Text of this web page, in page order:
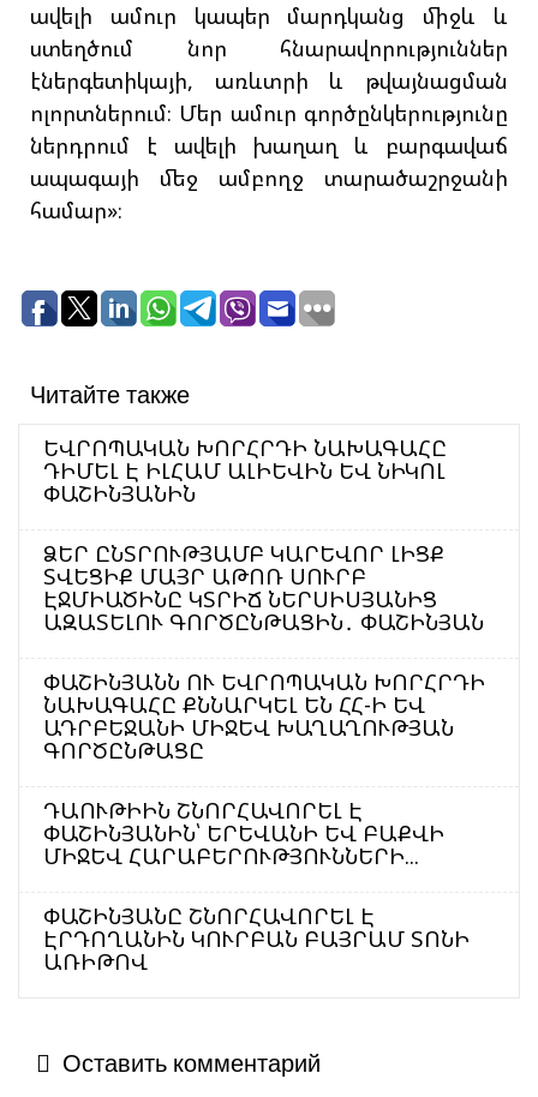
ավելի ամուր կապեր մարդկանց միջև և
ստեղծում նոր հնարավորություններ
էներգետիկայի, առևտրի և թվայնացման
ոլորտներում։ Մեր ամուր գործընկերությունը
ներդրում է ավելի խաղաղ և բարգավաճ
ապագայի մեջ ամբողջ տարածաշրջանի
համար»։
Читайте также
ԵՎՐՈՊԱԿԱՆ ԽՈՐՀՐԴԻ ՆԱԽԱԳԱՀԸ
ԴԻՄԵԼ Է ԻԼՀԱՄ ԱԼԻԵՎԻՆ ԵՎ ՆԻԿՈԼ
ՓԱՇԻՆՅԱՆԻՆ
ՁԵՐ ԸՆՏՐՈՒԹՅԱՄԲ ԿԱՐԵՎՈՐ ԼԻՑՔ
ՏՎԵՑԻՔ ՄԱՅՐ ԱԹՈՌ ՍՈՒՐԲ
ԷՋՄԻԱԾԻՆԸ ԿՏՐԻՃ ՆԵՐՍԻՍՅԱՆԻՑ
ԱԶԱՏԵԼՈՒ ԳՈՐԾԸՆԹԱՑԻՆ․ ՓԱՇԻՆՅԱՆ
ՓԱՇԻՆՅԱՆՆ ՈՒ ԵՎՐՈՊԱԿԱՆ ԽՈՐՀՐԴԻ
ՆԱԽԱԳԱՀԸ ՔՆՆԱՐԿԵԼ ԵՆ ՀՀ-Ի ԵՎ
ԱԴՐԲԵՋԱՆԻ ՄԻՋԵՎ ԽԱՂԱՂՈՒԹՅԱՆ
ԳՈՐԾԸՆԹԱՑԸ
ԴԱՈՒԹԻԻՆ ՇՆՈՐՀԱՎՈՐԵԼ Է
ՓԱՇԻՆՅԱՆԻՆ՝ ԵՐԵՎԱՆԻ ԵՎ ԲԱՔՎԻ
ՄԻՋԵՎ ՀԱՐԱԲԵՐՈՒԹՅՈՒՆՆԵՐԻ...
ՓԱՇԻՆՅԱՆԸ ՇՆՈՐՀԱՎՈՐԵԼ Է
ԷՐԴՈՂԱՆԻՆ ԿՈՒՐԲԱՆ ԲԱՅՐԱՄ ՏՈՆԻ
ԱՌԻԹՈՎ
Оставить комментарий